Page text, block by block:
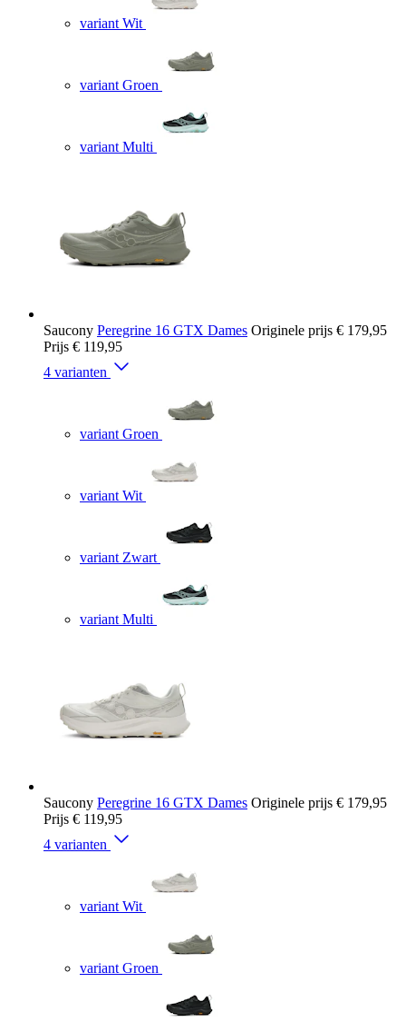
variant Wit
variant Groen
variant Multi
Saucony Peregrine 16 GTX Dames Originele prijs € 179,95
Prijs € 119,95
4 varianten
variant Groen
variant Wit
variant Zwart
variant Multi
Saucony Peregrine 16 GTX Dames Originele prijs € 179,95
Prijs € 119,95
4 varianten
variant Wit
variant Groen